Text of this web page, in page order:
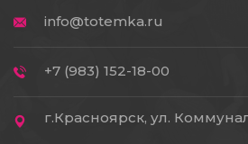
info@totemka.ru
+7 (983) 152-18-00
г.Красноярск, ул.